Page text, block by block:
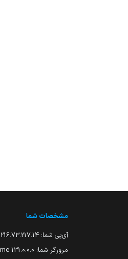
مشخصات شما
آی‌پی شما: 216.73.217.14
مرورگر شما: 131.0.0.0 Chrome